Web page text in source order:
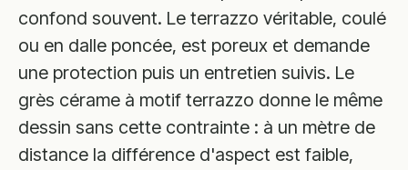
confond souvent. Le terrazzo véritable, coulé
ou en dalle poncée, est poreux et demande
une protection puis un entretien suivis. Le
grès cérame à motif terrazzo donne le même
dessin sans cette contrainte : à un mètre de
distance la différence d'aspect est faible,